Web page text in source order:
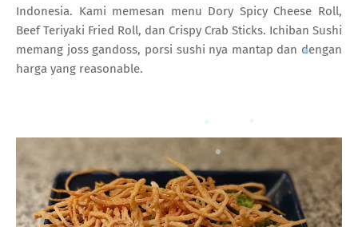
Indonesia. Kami memesan menu Dory Spicy Cheese Roll,
Beef Teriyaki Fried Roll, dan Crispy Crab Sticks. Ichiban Sushi
memang joss gandoss, porsi sushi nya mantap dan dengan
harga yang reasonable.